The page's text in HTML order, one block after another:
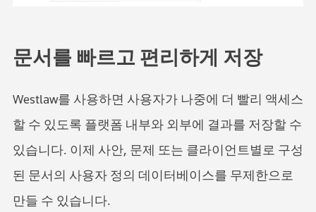
문서를 빠르고 편리하게 저장
Westlaw를 사용하면 사용자가 나중에 더 빨리 액세스
할 수 있도록 플랫폼 내부와 외부에 결과를 저장할 수
있습니다. 이제 사안, 문제 또는 클라이언트별로 구성
된 문서의 사용자 정의 데이터베이스를 무제한으로
만들 수 있습니다.